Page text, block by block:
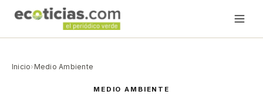
Inicio› Medio Ambiente
MEDIO AMBIENTE